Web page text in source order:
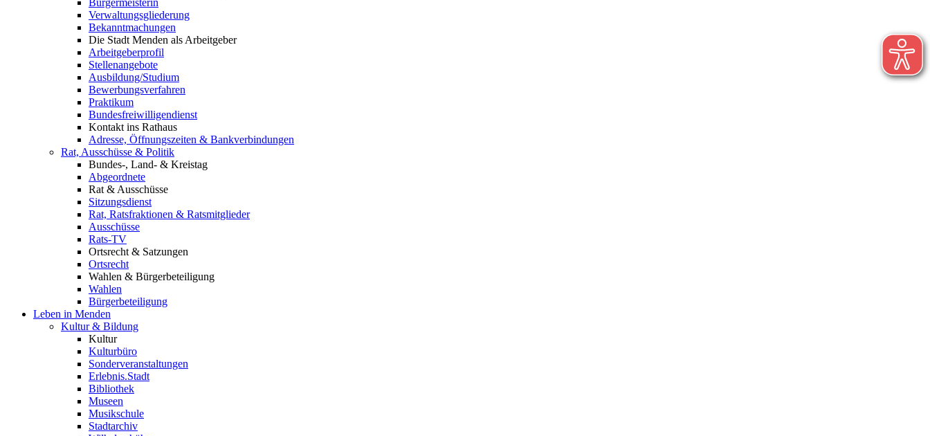
Bürgermeisterin
Verwaltungsgliederung
Bekanntmachungen
Die Stadt Menden als Arbeitgeber
Arbeitgeberprofil
Stellenangebote
Ausbildung/Studium
Bewerbungsverfahren
Praktikum
Bundesfreiwilligendienst
Kontakt ins Rathaus
Adresse, Öffnungszeiten & Bankverbindungen
Rat, Ausschüsse & Politik
Bundes-, Land- & Kreistag
Abgeordnete
Rat & Ausschüsse
Sitzungsdienst
Rat, Ratsfraktionen & Ratsmitglieder
Ausschüsse
Rats-TV
Ortsrecht & Satzungen
Ortsrecht
Wahlen & Bürgerbeteiligung
Wahlen
Bürgerbeteiligung
Leben in Menden
Kultur & Bildung
Kultur
Kulturbüro
Sonderveranstaltungen
Erlebnis.Stadt
Bibliothek
Museen
Musikschule
Stadtarchiv